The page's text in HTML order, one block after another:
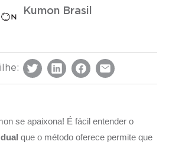
Kumon Brasil
se apaixona! É fácil entender o
que o método oferece permite que